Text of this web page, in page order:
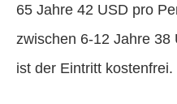
65 Jahre 42 USD pro
zwischen 6-12 Jahre
ist der Eintritt kostenfrei.